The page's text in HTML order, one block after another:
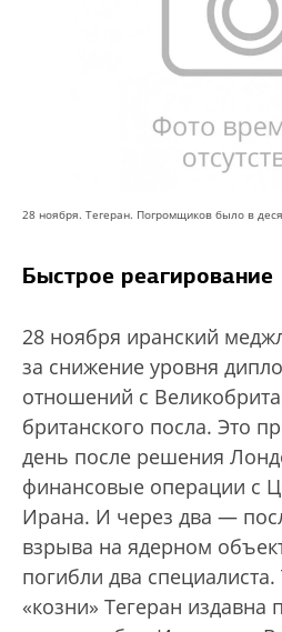
28 ноября. Тегеран. Погромщиков было в
Быстрое реагирование
28 ноября иранский
за снижение уровня
отношений с
британского посла. Это
день после решения
финансовые операции с
Ирана. И через два —
взрыва на ядерном
погибли два специалиста.
«козни» Тегеран издавна